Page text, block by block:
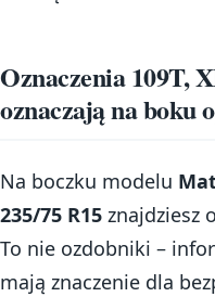
Oznaczenia 109T,
oznaczają na boku
Na boczku modelu
235/75 R15 znajdziesz
To nie ozdobniki –
mają znaczenie dla